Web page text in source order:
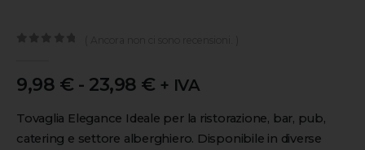
9,98 € - 23,98 € + IVA
Tovaglia Elegance Ideale per la ristorazione, bar, pub,
catering e settore alberghiero. Disponibile in diverse